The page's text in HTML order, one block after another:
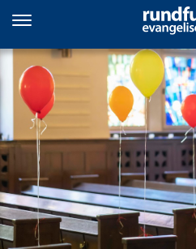
zum
Inhalt
Kirchenbank